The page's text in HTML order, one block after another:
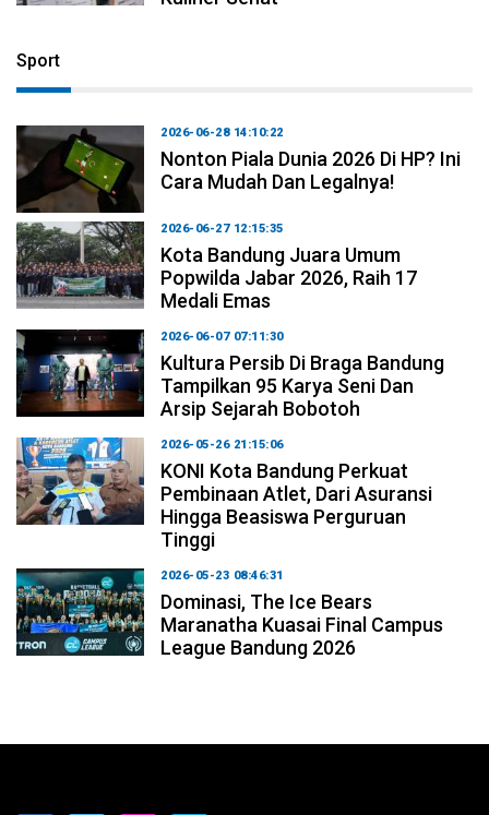
Sport
2026-06-28 14:10:22
Nonton Piala Dunia 2026 Di HP? Ini
Cara Mudah Dan Legalnya!
2026-06-27 12:15:35
Kota Bandung Juara Umum
Popwilda Jabar 2026, Raih 17
Medali Emas
2026-06-07 07:11:30
Kultura Persib Di Braga Bandung
Tampilkan 95 Karya Seni Dan
Arsip Sejarah Bobotoh
2026-05-26 21:15:06
KONI Kota Bandung Perkuat
Pembinaan Atlet, Dari Asuransi
Hingga Beasiswa Perguruan
Tinggi
2026-05-23 08:46:31
Dominasi, The Ice Bears
Maranatha Kuasai Final Campus
League Bandung 2026